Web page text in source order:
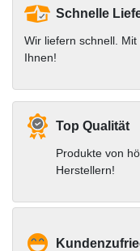
Schnelle
Wir liefern schnell.
Ihnen!
Top Qualität
Produkte von
Herstellern!